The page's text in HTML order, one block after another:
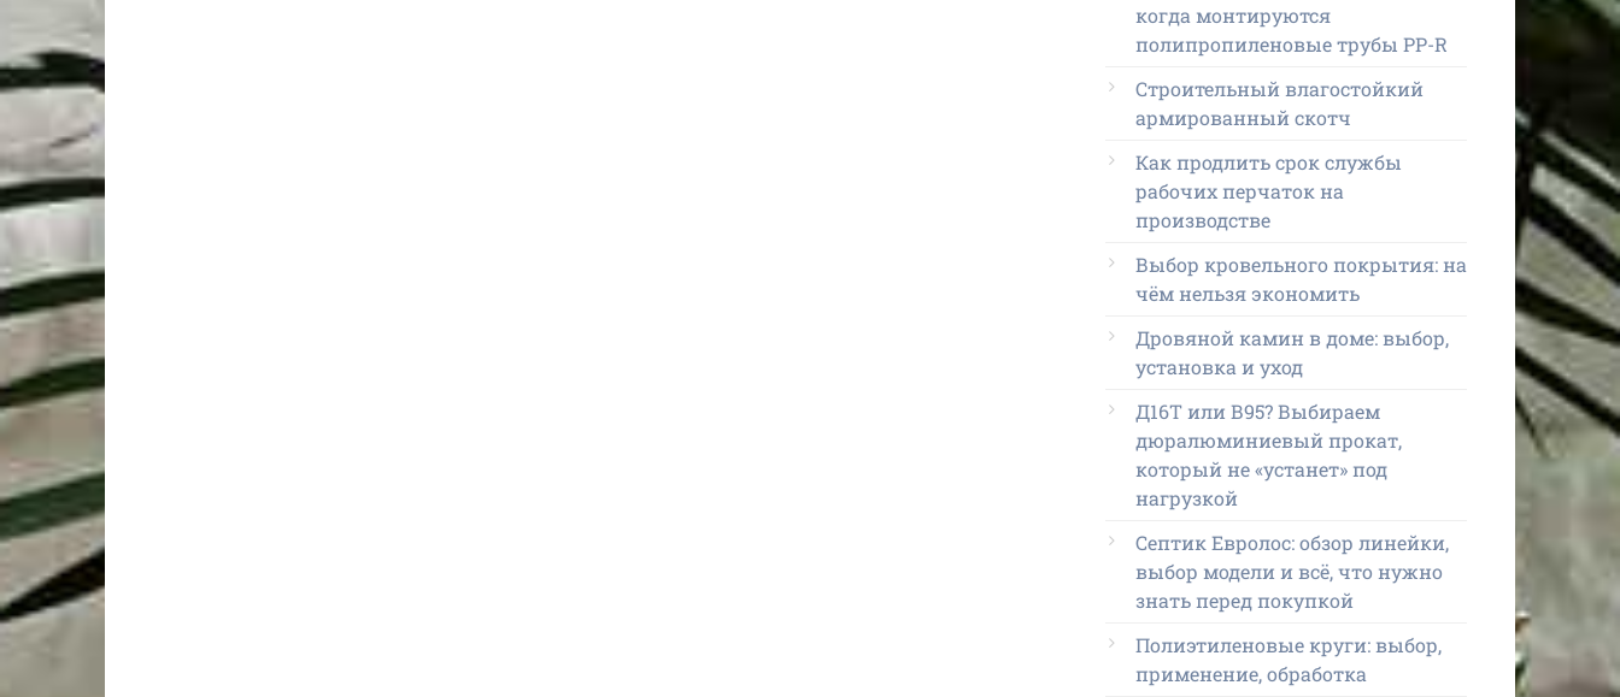
когда монтируются
полипропиленовые трубы PP-R
Строительный влагостойкий
армированный скотч
Как продлить срок службы
рабочих перчаток на
производстве
Выбор кровельного покрытия: на
чём нельзя экономить
Дровяной камин в доме: выбор,
установка и уход
Д16Т или В95? Выбираем
дюралюминиевый прокат,
который не «устанет» под
нагрузкой
Септик Евролос: обзор линейки,
выбор модели и всё, что нужно
знать перед покупкой
Полиэтиленовые круги: выбор,
применение, обработка